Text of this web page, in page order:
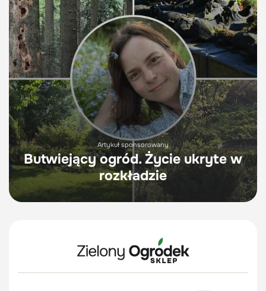
Artykuł sponsorowany
Butwiejący ogród. Życie ukryte w
rozkładzie